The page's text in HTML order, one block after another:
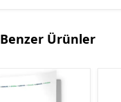
Benzer Ürünler